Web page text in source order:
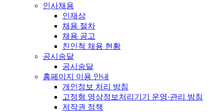
인사채용
인재상
채용 절차
채용 공고
친인척 채용 현황
공시송달
공시송달
홈페이지 이용 안내
개인정보 처리 방침
고정형 영상정보처리기기 운영·관리 방침
저작권 정책